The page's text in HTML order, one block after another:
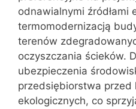
odnawialnymi źródłami
termomodernizacją
terenów
oczyszczania ścieków.
ubezpieczenia
przedsiębiorstwa przed
ekologicznych, co